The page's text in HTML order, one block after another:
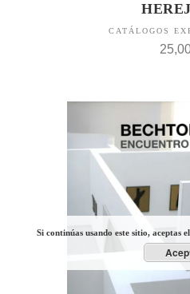
CATÁLOGOS
Si continúas usando este sitio, aceptas